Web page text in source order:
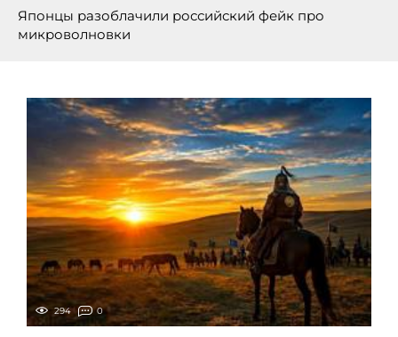
Японцы разоблачили российский фейк про
микроволновки
294 0